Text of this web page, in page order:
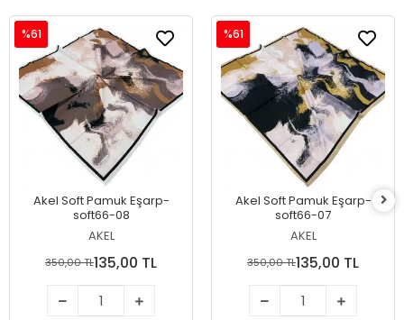
Akel Soft Pamuk Eşarp-
soft66-08
AKEL
%61
350,00 TL135,00 TL
Akel Soft Pamuk Eşarp-
soft66-07
AKEL
%61
350,00 TL135,00 TL